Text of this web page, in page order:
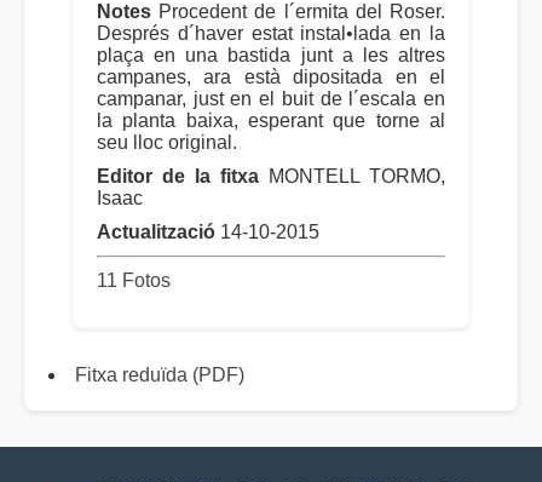
Notes Procedent de l´ermita del Roser.
Després d´haver estat instal•lada en la
plaça en una bastida junt a les altres
campanes, ara està dipositada en el
campanar, just en el buit de l´escala en
la planta baixa, esperant que torne al
seu lloc original.
Editor de la fitxa MONTELL TORMO,
Isaac
Actualització 14-10-2015
11 Fotos
Fitxa reduïda (PDF)